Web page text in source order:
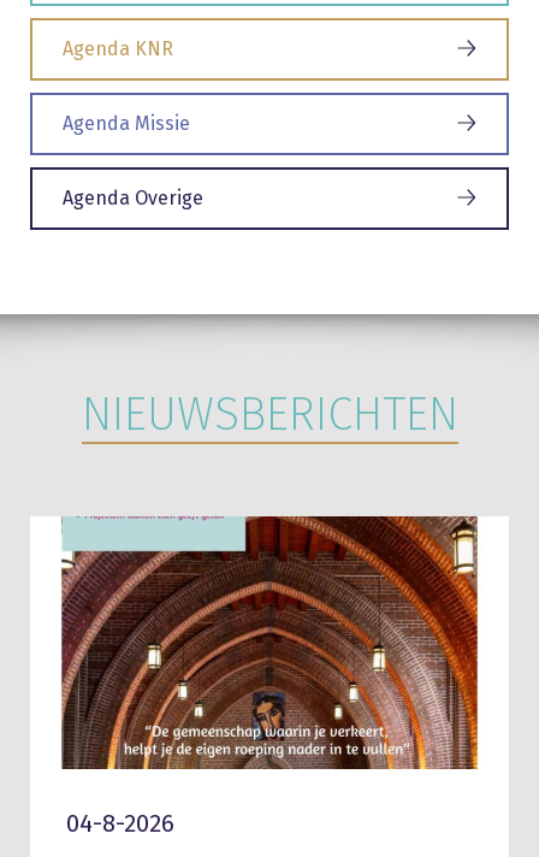
Agenda KNR
Agenda Missie
Agenda Overige
NIEUWSBERICHTEN
04-8-2026